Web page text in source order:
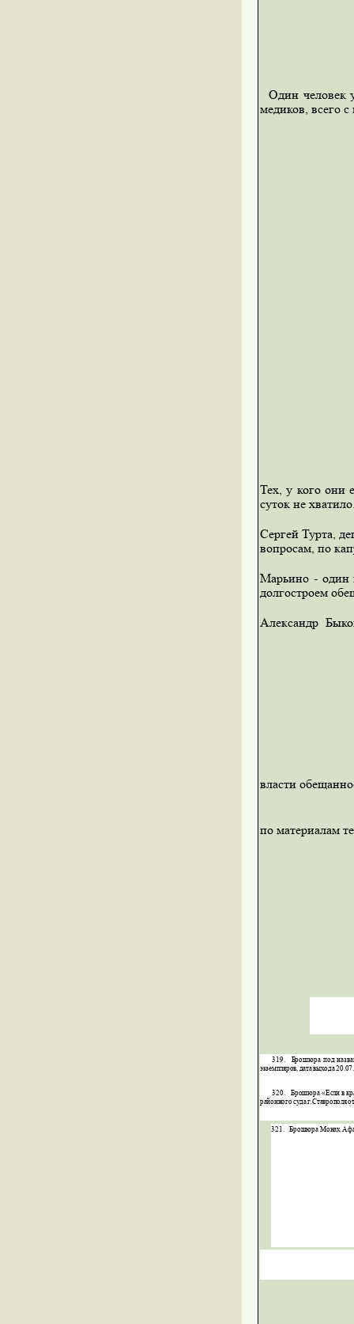
Один человек
медиков, всего
Тех, у кого они
суток не
Сергей Турта,
вопросам, по
Марьино - один
долгостроем
Александр
власти
по материалам
319. Брошюра под
экземпляров,датавыхода
320. Брошюра«Еслив
районногосудаг.Ставрополяот
321. БрошюраМонах